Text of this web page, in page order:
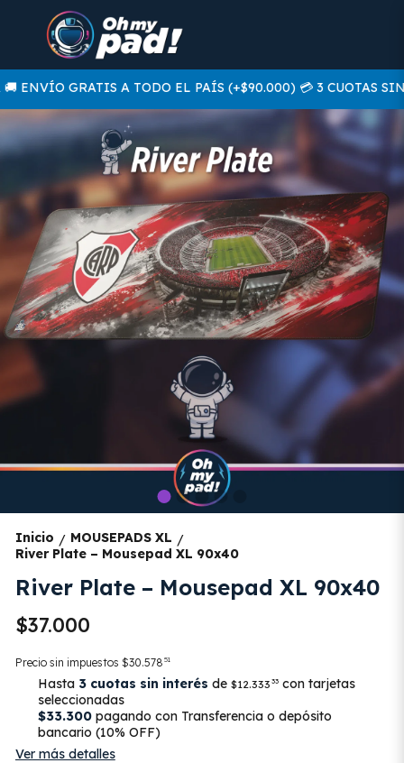
ENVÍO GRATIS A TODO EL PAÍS (+$90.000) 💳 3 CUOTAS SIN
Inicio / MOUSEPADS XL /
River Plate – Mousepad XL 90x40
River Plate – Mousepad XL 90x40
$37.000
Precio sin impuestos $30.578 51
Hasta 3 cuotas sin interés de$12.333 33 con tarjetas
seleccionadas
$33.300pagando con Transferencia o depósito
bancario (10% OFF)
Ver más detalles